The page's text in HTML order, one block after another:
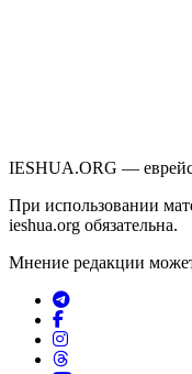
IESHUA.ORG —
При использовании
ieshua.org обязательна.
Мнение редакции